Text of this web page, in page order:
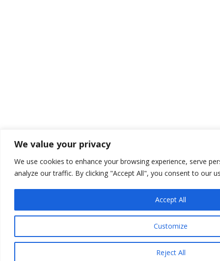
We value your privacy
We use cookies to enhance your browsing experience, serve
analyze our traffic. By clicking "Accept All", you consent to our
Customize
Reject All
Accept All